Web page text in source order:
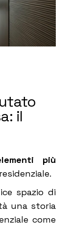
il
più
spazio di
una storia
come